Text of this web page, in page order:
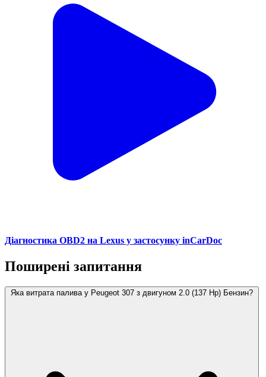
Діагностика OBD2 на Lexus у застосунку inCarDoc
Поширені запитання
Яка витрата палива у Peugeot 307 з двигуном 2.0 (137 Hp) Бензин?